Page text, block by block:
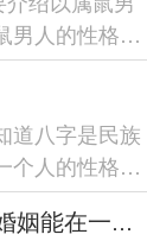
男人的性格特
道八字是民族
个人的性格、
属马的和属蛇的婚姻如何,属马的和属蛇的婚姻能在一起吗